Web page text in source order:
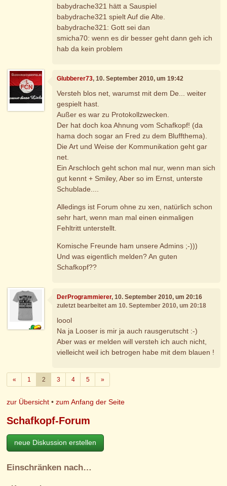
babydrache321 hätt a Sauspiel
babydrache321 spielt Auf die Alte.
babydrache321: Gott sei dan
smicha70: wenn es dir besser geht dann geh ich
hab da kein problem
Glubberer73, 10. September 2010, um 19:42
Versteh blos net, warumst mit dem De... weiter
gespielt hast.
Außer es war zu Protokollzwecken.
Der hat doch koa Ahnung vom Schafkopf! (da
hama doch sogar an Fred zu dem Bluffthema).
Die Art und Weise der Kommunikation geht gar
net.
Ein Arschloch geht schon mal nur, wenn man sich
gut kennt + Smiley, Aber so im Ernst, unterste
Schublade....
Alledings ist Forum ohne zu xen, natürlich schon
sehr hart, wenn man mal einen einmaligen
Fehltritt unterstellt.
Komische Freunde ham unsere Admins ;-)))
Und was eigentlich melden? An guten
Schafkopf??
DerProgrammierer, 10. September 2010, um 20:16
zuletzt bearbeitet am 10. September 2010, um 20:18
loool
Na ja Looser is mir ja auch rausgerutscht :-)
Aber was er melden will versteh ich auch nicht,
vielleicht weil ich betrogen habe mit dem blauen !
«Zurück
1 2 3 4 5 »Weiter
zur Übersicht •zum Anfang der Seite
Schafkopf-Forum
neue Diskussion erstellen
Einschränken nach…